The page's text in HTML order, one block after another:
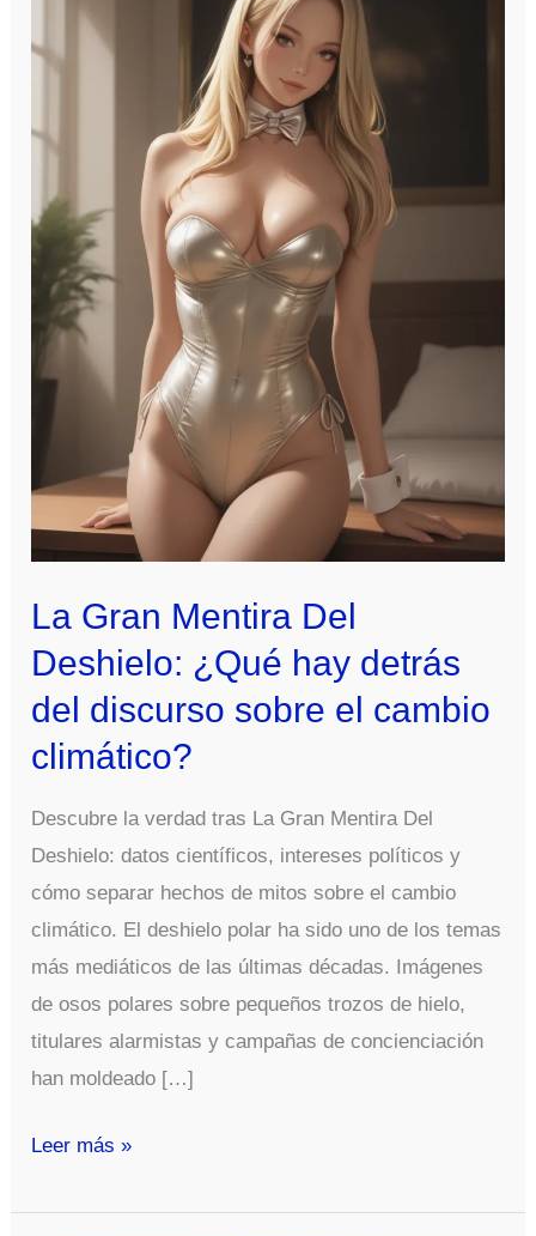
La Gran Mentira Del
Deshielo: ¿Qué hay detrás
del discurso sobre el cambio
climático?
Descubre la verdad tras La Gran Mentira Del
Deshielo: datos científicos, intereses políticos y
cómo separar hechos de mitos sobre el cambio
climático. El deshielo polar ha sido uno de los temas
más mediáticos de las últimas décadas. Imágenes
de osos polares sobre pequeños trozos de hielo,
titulares alarmistas y campañas de concienciación
han moldeado […]
La
Mentira
Leer más »